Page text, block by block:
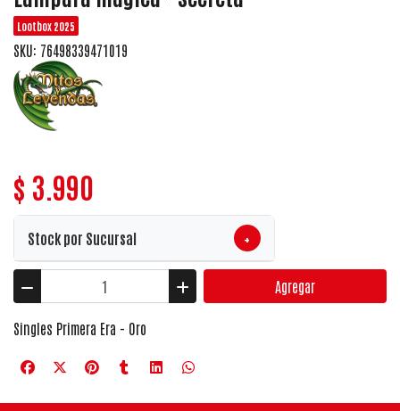
Lootbox 2025
SKU: 76498339471019
$ 3.990
Stock por Sucursal +
Agregar
Singles Primera Era - Oro